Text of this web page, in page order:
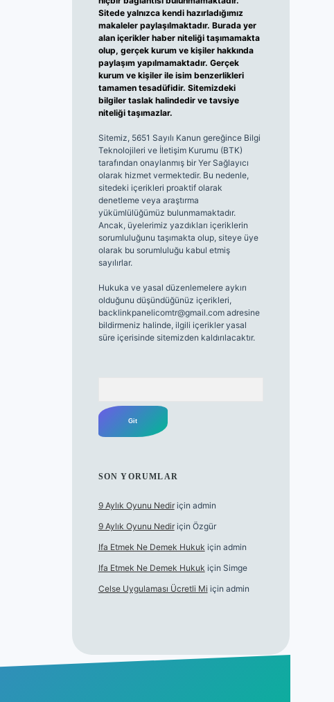
Sitede yalnızca kendi hazırladığımız
makaleler paylaşılmaktadır. Burada yer
alan içerikler haber niteliği taşımamakta
olup, gerçek kurum ve kişiler hakkında
paylaşım yapılmamaktadır. Gerçek
kurum ve kişiler ile isim benzerlikleri
tamamen tesadüfidir. Sitemizdeki
bilgiler taslak halindedir ve tavsiye
niteliği taşımazlar.
Sitemiz, 5651 Sayılı Kanun gereğince Bilgi
Teknolojileri ve İletişim Kurumu (BTK)
tarafından onaylanmış bir Yer Sağlayıcı
olarak hizmet vermektedir. Bu nedenle,
sitedeki içerikleri proaktif olarak
denetleme veya araştırma
yükümlülüğümüz bulunmamaktadır.
Ancak, üyelerimiz yazdıkları içeriklerin
sorumluluğunu taşımakta olup, siteye üye
olarak bu sorumluluğu kabul etmiş
sayılırlar.
Hukuka ve yasal düzenlemelere aykırı
olduğunu düşündüğünüz içerikleri,
backlinkpanelicomtr@gmail.comadresine
bildirmeniz halinde, ilgili içerikler yasal
süre içerisinde sitemizden kaldırılacaktır.
SON YORUMLAR
9 Aylık Oyunu Nediriçin admin
9 Aylık Oyunu Nediriçin Özgür
Ifa Etmek Ne Demek Hukuk için admin
Ifa Etmek Ne Demek Hukuk için Simge
Celse Uygulaması Ücretli Mi için admin